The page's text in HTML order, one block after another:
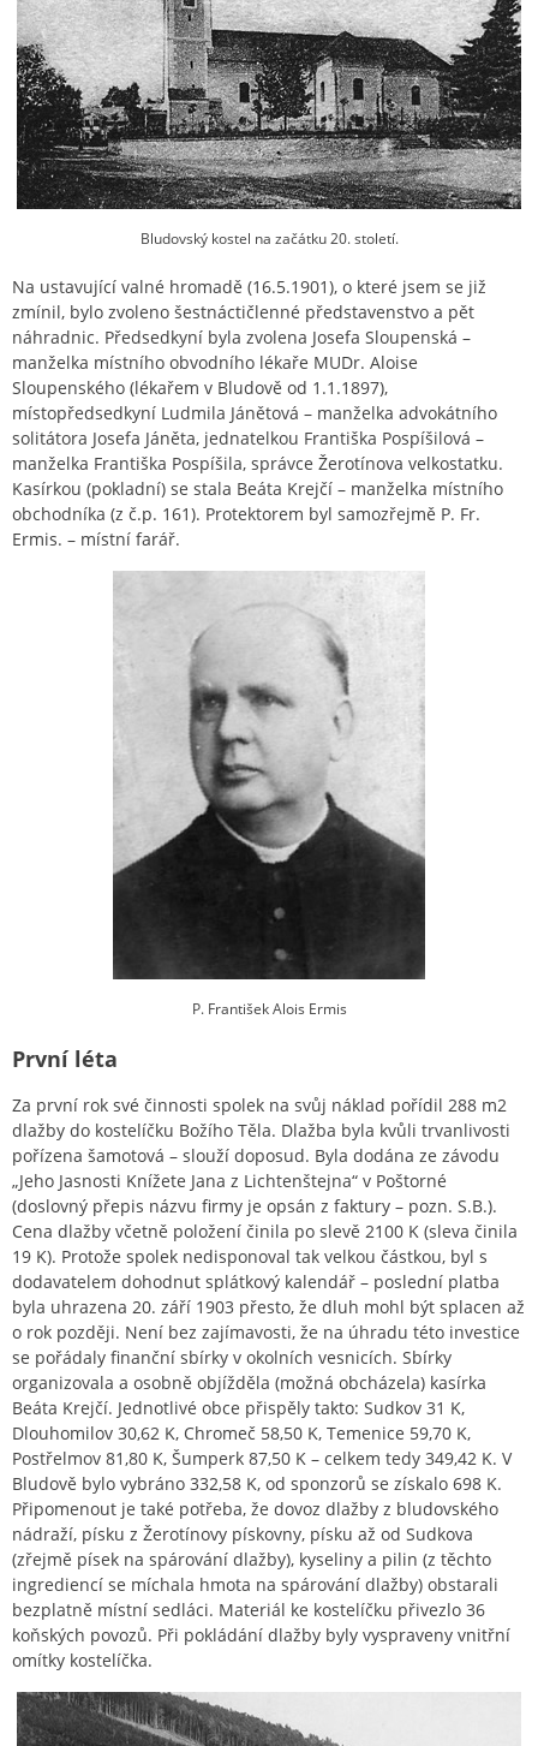
Bludovský kostel na začátku 20. století.
Na ustavující valné hromadě (16.5.1901), o které jsem se již
zmínil, bylo zvoleno šestnáctičlenné představenstvo a pět
náhradnic. Předsedkyní byla zvolena Josefa Sloupenská –
manželka místního obvodního lékaře MUDr. Aloise
Sloupenského (lékařem v Bludově od 1.1.1897),
místopředsedkyní Ludmila Jánětová – manželka advokátního
solitátora Josefa Jáněta, jednatelkou Františka Pospíšilová –
manželka Františka Pospíšila, správce Žerotínova velkostatku.
Kasírkou (pokladní) se stala Beáta Krejčí – manželka místního
obchodníka (z č.p. 161). Protektorem byl samozřejmě P. Fr.
Ermis. – místní farář.
P. František Alois Ermis
První léta
Za první rok své činnosti spolek na svůj náklad pořídil 288 m2
dlažby do kostelíčku Božího Těla. Dlažba byla kvůli trvanlivosti
pořízena šamotová – slouží doposud. Byla dodána ze závodu
„Jeho Jasnosti Knížete Jana z Lichtenštejna“ v Poštorné
(doslovný přepis názvu firmy je opsán z faktury – pozn. S.B.).
Cena dlažby včetně položení činila po slevě 2100 K (sleva činila
19 K). Protože spolek nedisponoval tak velkou částkou, byl s
dodavatelem dohodnut splátkový kalendář – poslední platba
byla uhrazena 20. září 1903 přesto, že dluh mohl být splacen až
o rok později. Není bez zajímavosti, že na úhradu této investice
se pořádaly finanční sbírky v okolních vesnicích. Sbírky
organizovala a osobně objížděla (možná obcházela) kasírka
Beáta Krejčí. Jednotlivé obce přispěly takto: Sudkov 31 K,
Dlouhomilov 30,62 K, Chromeč 58,50 K, Temenice 59,70 K,
Postřelmov 81,80 K, Šumperk 87,50 K – celkem tedy 349,42 K. V
Bludově bylo vybráno 332,58 K, od sponzorů se získalo 698 K.
Připomenout je také potřeba, že dovoz dlažby z bludovského
nádraží, písku z Žerotínovy pískovny, písku až od Sudkova
(zřejmě písek na spárování dlažby), kyseliny a pilin (z těchto
ingrediencí se míchala hmota na spárování dlažby) obstarali
bezplatně místní sedláci. Materiál ke kostelíčku přivezlo 36
koňských povozů. Při pokládání dlažby byly vyspraveny vnitřní
omítky kostelíčka.